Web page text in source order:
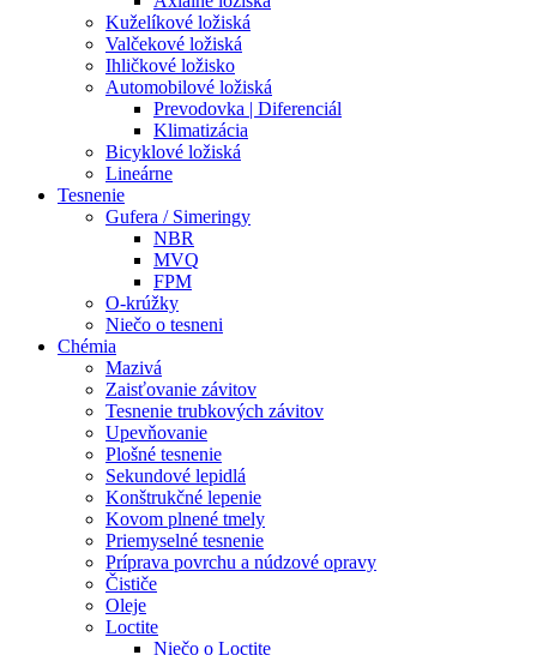
Kuželíkové ložiská
Valčekové ložiská
Ihličkové ložisko
Automobilové ložiská
Prevodovka | Diferenciál
Klimatizácia
Bicyklové ložiská
Lineárne
Tesnenie
Gufera / Simeringy
NBR
MVQ
FPM
O-krúžky
Niečo o tesneni
Chémia
Mazivá
Zaisťovanie závitov
Tesnenie trubkových závitov
Upevňovanie
Plošné tesnenie
Sekundové lepidlá
Konštrukčné lepenie
Kovom plnené tmely
Priemyselné tesnenie
Príprava povrchu a núdzové opravy
Čističe
Oleje
Loctite
Niečo o Loctite